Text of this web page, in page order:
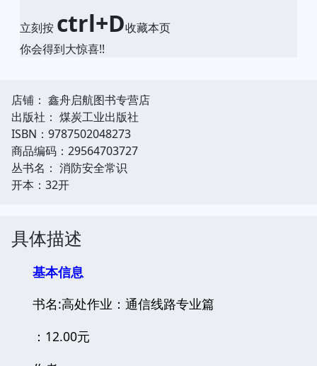
立刻按 ctrl+D收藏本页
你会得到大惊喜!!
店铺： 鑫舟启航图书专营店
出版社： 煤炭工业出版社
ISBN：9787502048273
商品编码：29564703727
丛书名： 消防安全常识
开本：32开
具体描述
基本信息
书名:高处作业：通信线路专业篇
：12.00元